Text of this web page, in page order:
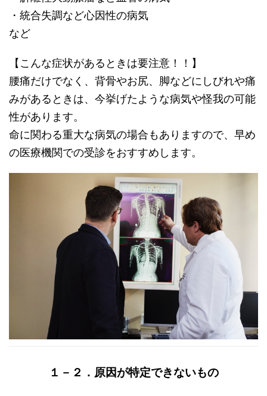
・統合失調など心因性の病気
など
【こんな症状があるときは要注意！！】
腰痛だけでなく、背骨やお尻、脚などにしびれや痛
みがあるときは、今挙げたような病気や怪我の可能
性があります。
命に関わる重大な病気の場合もありますので、早め
の医療機関での受診をおすすめします。
１－２．原因が特定できないもの